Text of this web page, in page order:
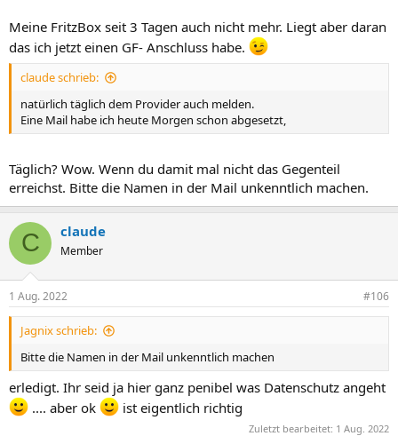
Meine FritzBox seit 3 Tagen auch nicht mehr. Liegt aber daran
das ich jetzt einen GF- Anschluss habe.
claude schrieb:
natürlich täglich dem Provider auch melden.
Eine Mail habe ich heute Morgen schon abgesetzt,
Täglich? Wow. Wenn du damit mal nicht das Gegenteil
erreichst. Bitte die Namen in der Mail unkenntlich machen.
C claude
Member
1 Aug. 2022 #106
Jagnix schrieb:
Bitte die Namen in der Mail unkenntlich machen
erledigt. Ihr seid ja hier ganz penibel was Datenschutz angeht
.... aber ok
ist eigentlich richtig
Zuletzt bearbeitet: 1 Aug. 2022